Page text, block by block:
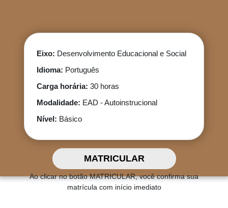
Eixo: Desenvolvimento Educacional e Social
Idioma: Português
Carga horária: 30 horas
Modalidade: EAD - Autoinstrucional
Nível: Básico
Ao clicar no botão MATRICULAR, você confirma sua
matrícula com início imediato